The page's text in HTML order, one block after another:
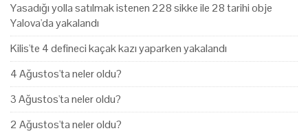
Yasadığı yolla satılmak istenen 228 sikke ile 28 tarihi obje
Yalova'da yakalandı
Kilis'te 4 defineci kaçak kazı yaparken yakalandı
4 Ağustos'ta neler oldu?
3 Ağustos'ta neler oldu?
2 Ağustos'ta neler oldu?